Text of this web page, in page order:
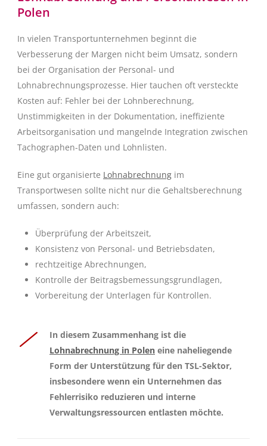
Polen
In vielen Transportunternehmen beginnt die
Verbesserung der Margen nicht beim Umsatz, sondern
bei der Organisation der Personal- und
Lohnabrechnungsprozesse. Hier tauchen oft versteckte
Kosten auf: Fehler bei der Lohnberechnung,
Unstimmigkeiten in der Dokumentation, ineffiziente
Arbeitsorganisation und mangelnde Integration zwischen
Tachographen-Daten und Lohnlisten.
Eine gut organisierte Lohnabrechnung im
Transportwesen sollte nicht nur die Gehaltsberechnung
umfassen, sondern auch:
Überprüfung der Arbeitszeit,
Konsistenz von Personal- und Betriebsdaten,
rechtzeitige Abrechnungen,
Kontrolle der Beitragsbemessungsgrundlagen,
Vorbereitung der Unterlagen für Kontrollen.
In diesem Zusammenhang ist die
Lohnabrechnung in Polen eine naheliegende
Form der Unterstützung für den TSL-Sektor,
insbesondere wenn ein Unternehmen das
Fehlerrisiko reduzieren und interne
Verwaltungsressourcen entlasten möchte.